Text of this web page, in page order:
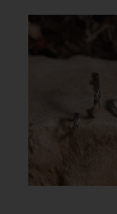
Media Carousel
Carousel with product photos.